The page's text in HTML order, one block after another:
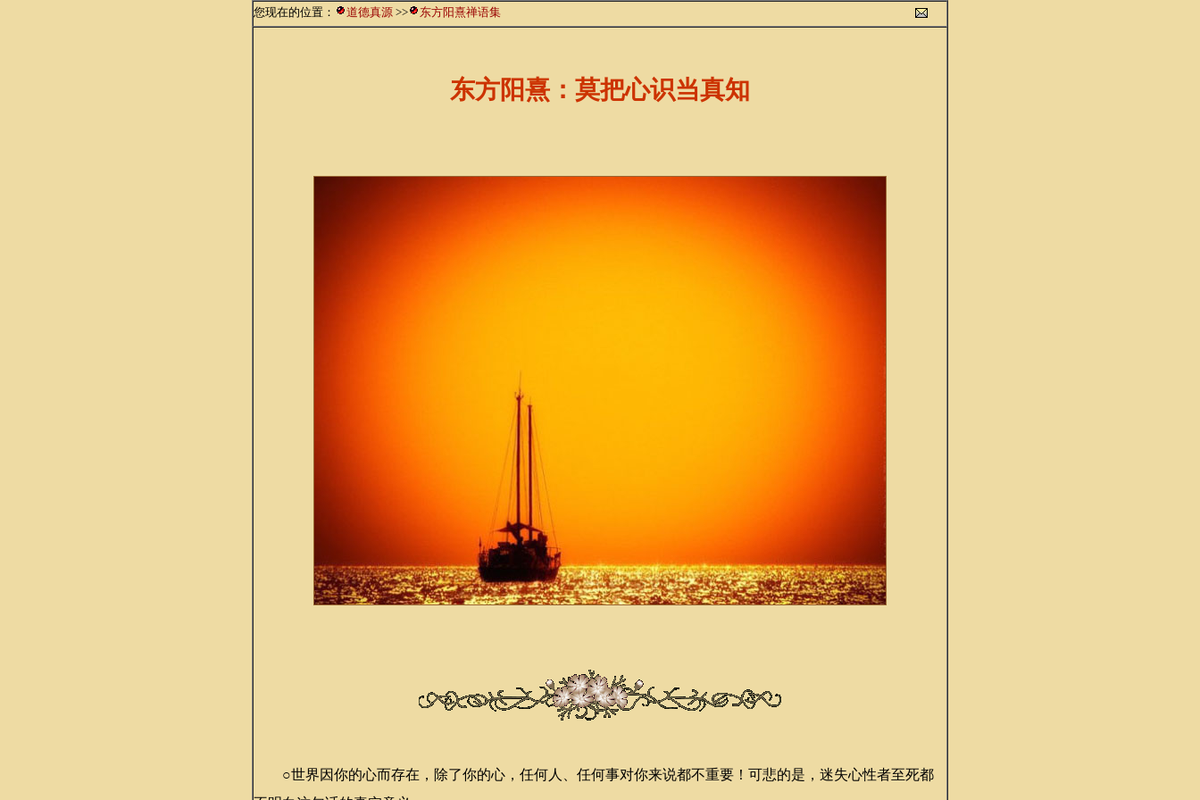
您现在的位置： 道德真源 >> 东方阳熹禅语集
东方阳熹：莫把心识当真知
○世界因你的心而存在，除了你的心，任何人、任何事对你来说都不重要！可悲的是，迷失心性者至死都